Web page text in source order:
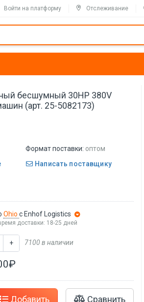
Войти на платформу Отслеживание
бесшумный 30HP 380V
(арт. 25-5082173)
Формат поставки: оптом
Написать поставщику
Ohioс Enhof Logistics
доставки: 18-25 дней
+ 7100 в наличии
Добавить Сравнить